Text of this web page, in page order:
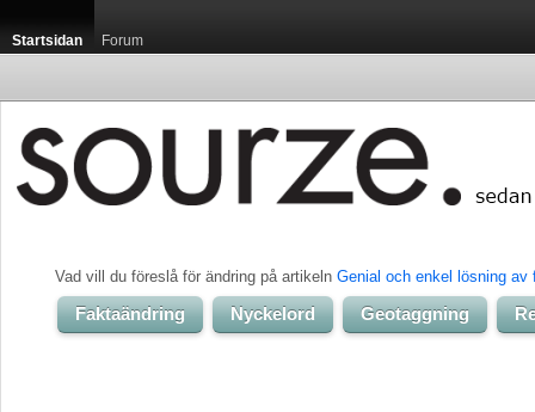
Startsidan Forum
Vad vill du föreslå för ändring på artikeln Genial och enkel lösning av
Faktaändring Nyckelord Geotaggning